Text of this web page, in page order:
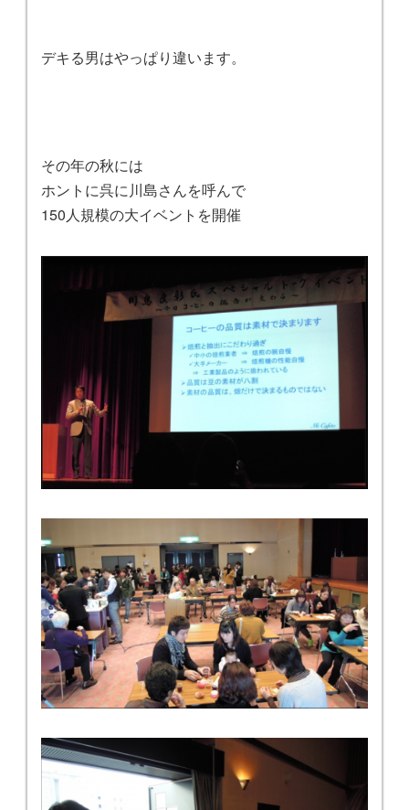
デキる男はやっぱり違います。
その年の秋には
ホントに呉に川島さんを呼んで
150人規模の大イベントを開催